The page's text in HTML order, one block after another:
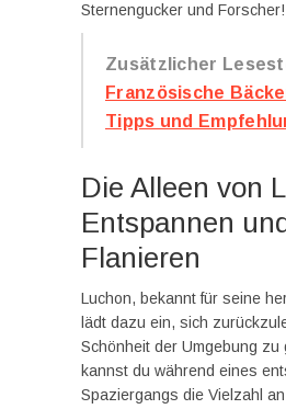
Sternengucker und Forscher!
Zusätzlicher
Französische
Tipps und
Die Alleen von
Entspannen
Flanieren
Luchon, bekannt für seine
lädt dazu ein, sich
Schönheit der Umgebung zu
kannst du während eines
Spaziergangs die Vielzahl an